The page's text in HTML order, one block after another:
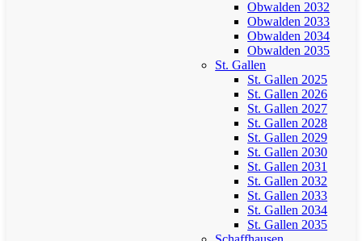
Obwalden 2032
Obwalden 2033
Obwalden 2034
Obwalden 2035
St. Gallen
St. Gallen 2025
St. Gallen 2026
St. Gallen 2027
St. Gallen 2028
St. Gallen 2029
St. Gallen 2030
St. Gallen 2031
St. Gallen 2032
St. Gallen 2033
St. Gallen 2034
St. Gallen 2035